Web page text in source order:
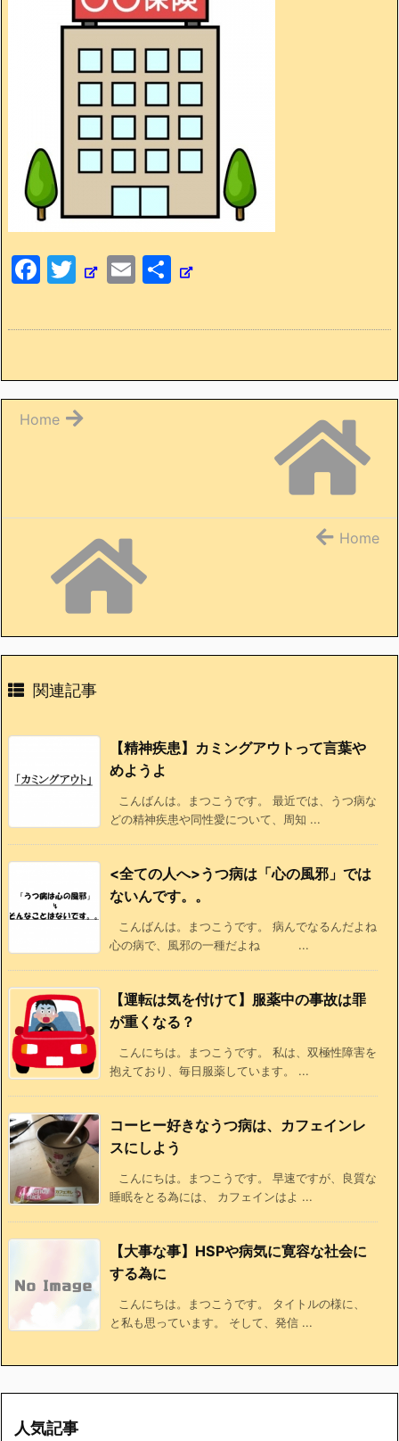
F
c
b
o
T
itt
E
ai
共
Home
Home
関連記事
【精神疾患】カミングアウトって言葉や
めようよ
こんばんは。まつこうです。 最近では、うつ病な
どの精神疾患や同性愛について、周知 ...
<全ての人へ>うつ病は「心の風邪」では
ないんです。。
こんばんは。まつこうです。 病んでなるんだよね
心の病で、風邪の一種だよね ...
【運転は気を付けて】服薬中の事故は罪
が重くなる？
こんにちは。まつこうです。 私は、双極性障害を
抱えており、毎日服薬しています。 ...
コーヒー好きなうつ病は、カフェインレ
スにしよう
こんにちは。まつこうです。 早速ですが、良質な
睡眠をとる為には、 カフェインはよ ...
【大事な事】HSPや病気に寛容な社会に
する為に
こんにちは。まつこうです。 タイトルの様に、
と私も思っています。 そして、発信 ...
人気記事